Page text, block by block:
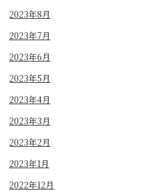
2023年8月
2023年7月
2023年6月
2023年5月
2023年4月
2023年3月
2023年2月
2023年1月
2022年12月